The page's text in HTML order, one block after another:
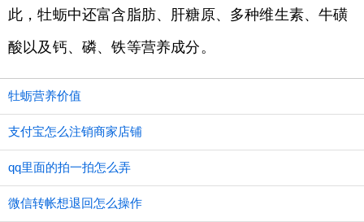
此，牡蛎中还富含脂肪、肝糖原、多种维生素、牛磺
酸以及钙、磷、铁等营养成分。
牡蛎营养价值
支付宝怎么注销商家店铺
qq里面的拍一拍怎么弄
微信转帐想退回怎么操作